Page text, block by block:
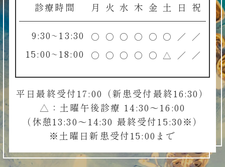
診療時間 月 火 水 木 金 土 日 祝
9:30~13:30 ○ ○ ○ ○ ○ ○ ／ ／
15:00~18:00 ○ ○ ○ ○ ○ △ ／ ／
平日最終受付17:00（新患受付最終16:30）
△：土曜午後診療 14:30～16:00
（休憩13:30～14:30 最終受付15:30※）
※土曜日新患受付15:00まで